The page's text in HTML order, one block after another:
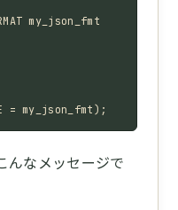
my_json_fmt
= my_json_fmt);
んなメッセージで